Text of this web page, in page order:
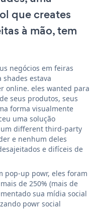
que creates
à mão, tem
negócios em feiras
estava
online. eles wanted para
seus produtos, seus
forma visualmente
uma solução
different third-party
e nenhum deles
e difíceis de
pop-up powr, eles foram
de 250% (mais de
sua mídia social
powr social